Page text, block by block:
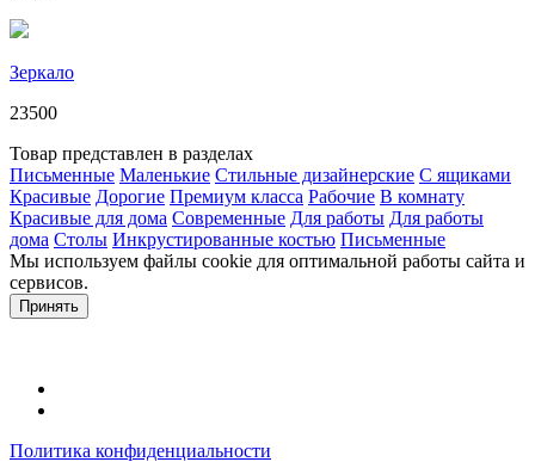
Зеркало
23500
Товар представлен в разделах
Письменные Маленькие Стильные дизайнерские С ящиками
Красивые Дорогие Премиум класса Рабочие В комнату
Красивые для дома Современные Для работы Для работы
дома Столы Инкрустированные костью Письменные
Мы используем файлы cookie для оптимальной работы сайта и
сервисов.
Принять
Политика конфиденциальности